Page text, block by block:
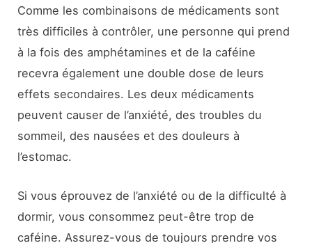
Comme les combinaisons de médicaments sont
très difficiles à contrôler, une personne qui prend
à la fois des amphétamines et de la caféine
recevra également une double dose de leurs
effets secondaires. Les deux médicaments
peuvent causer de l’anxiété, des troubles du
sommeil, des nausées et des douleurs à
l’estomac.
Si vous éprouvez de l’anxiété ou de la difficulté à
dormir, vous consommez peut-être trop de
caféine. Assurez-vous de toujours prendre vos